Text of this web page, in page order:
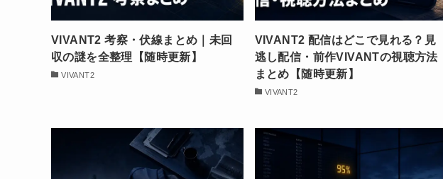
VIVANT2 考察・伏線まとめ｜未回
収の謎を全整理【随時更新】
VIVANT2
VIVANT2 配信はどこで見れる？見
逃し配信・前作VIVANTの視聴方法
まとめ【随時更新】
VIVANT2